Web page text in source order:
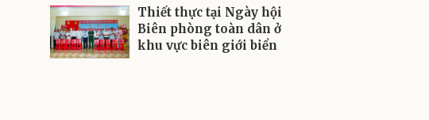
Thiết thực tại Ngày hội
Biên phòng toàn dân ở
khu vực biên giới biển
Gửi